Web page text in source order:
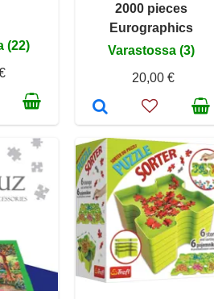
(22)
2000 pieces
Eurographics
Varastossa (3)
20,00 €